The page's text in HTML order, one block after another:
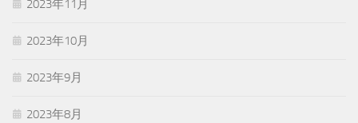
2023年11月
2023年10月
2023年9月
2023年8月